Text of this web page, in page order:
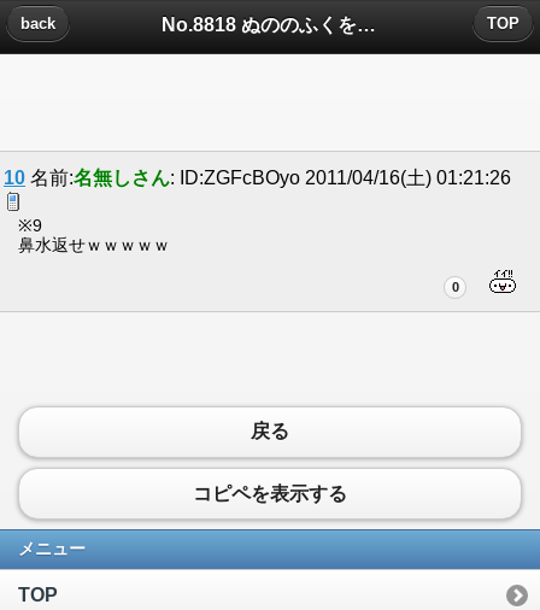
No.8818 ぬののふくをすててもいいですか？ ...についたコメント
back TOP
10 名前:名無しさん: ID:ZGFcBOyo 2011/04/16(土) 01:21:26
※9
鼻水返せｗｗｗｗｗ
0
戻る
コピペを表示する
メニュー
TOP